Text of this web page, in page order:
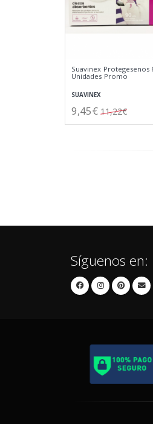
Suavinex Protegesenos
Unidades Promo
SUAVINEX
9,45€ 11,22€
Síguenos en: